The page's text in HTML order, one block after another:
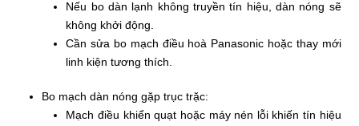
Nếu bo dàn lạnh không truyền tín hiệu, dàn nóng sẽ
không khởi động.
Cần sửa bo mạch điều hoà Panasonic hoặc thay mới
linh kiện tương thích.
Bo mạch dàn nóng gặp trục trặc:
Mạch điều khiển quạt hoặc máy nén lỗi khiến tín hiệu